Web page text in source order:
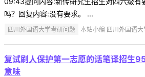
吗？回复内容:没有要求。 ...
四川外国语大学考研问题 本站小编 四川外国语
复试刷人保护第一志愿的话笔译招生
意味